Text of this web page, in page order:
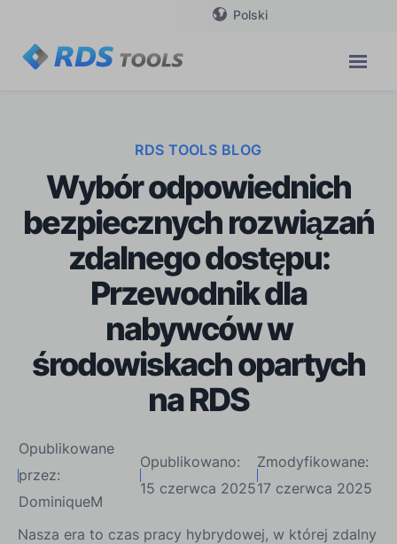
Polski
RDS TOOLS BLOG
Wybór odpowiednich
bezpiecznych rozwiązań
zdalnego dostępu:
Przewodnik dla
nabywców w
środowiskach opartych
na RDS
Opublikowane
przez:
DominiqueM
Opublikowano:
15 czerwca 2025
Zmodyfikowane:
17 czerwca 2025
Nasza era to czas pracy hybrydowej, w której zdalny